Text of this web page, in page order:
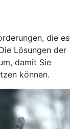
die es
Lösungen der
damit Sie
können.